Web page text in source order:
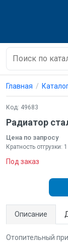
Главная
Код: 49683
Радиатор
Цена по запросу
Кратность отгрузки: 1
Под заказ
Описание
Отопительный